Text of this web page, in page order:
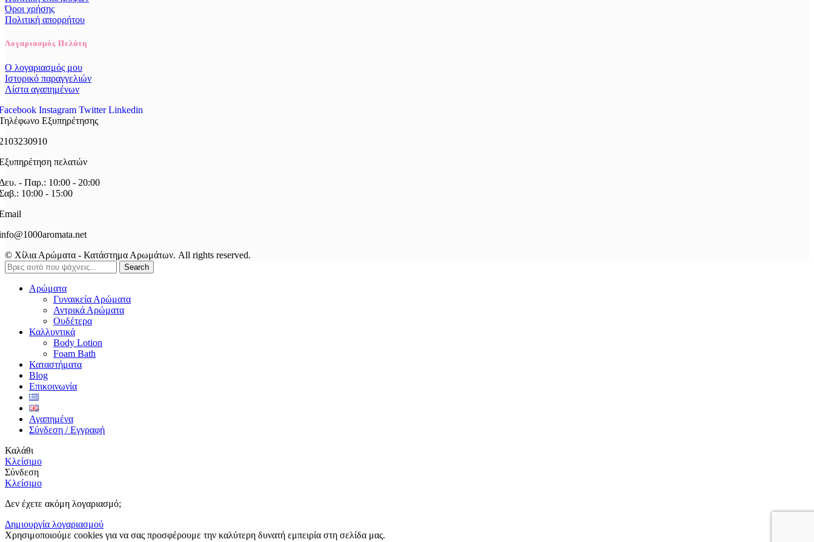
Όροι χρήσης
Πολιτική απορρήτου
Λογαριασμός Πελάτη
Ο λογαριασμός μου
Ιστορικό παραγγελιών
Λίστα αγαπημένων
Instagram Twitter Linkedin
Εξυπηρέτησης
πελατών
- Παρ.: 10:00 - 20:00
10:00 - 15:00
© Χίλια Αρώματα - Κατάστημα Αρωμάτων. All rights reserved.
Search
Αρώματα
Γυναικεία Αρώματα
Αντρικά Αρώματα
Ουδέτερα
Καλλυντικά
Body Lotion
Foam Bath
Καταστήματα
Blog
Επικοινωνία
Αγαπημένα
Σύνδεση / Εγγραφή
Καλάθι
Κλείσιμο
Σύνδεση
Κλείσιμο
Δεν έχετε ακόμη λογαριασμό;
Δημιουργία λογαριασμού
Χρησιμοποιούμε cookies για να σας προσφέρουμε την καλύτερη δυνατή εμπειρία στη σελίδα μας.